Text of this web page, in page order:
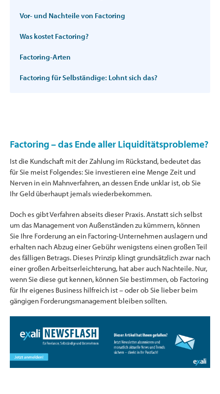
Vor- und Nachteile von Factoring
Was kostet Factoring?
Factoring-Arten
Factoring für Selbständige: Lohnt sich das?
Factoring – das Ende aller Liquiditätsprobleme?
Ist die Kundschaft mit der Zahlung im Rückstand, bedeutet das
für Sie meist Folgendes: Sie investieren eine Menge Zeit und
Nerven in ein Mahnverfahren, an dessen Ende unklar ist, ob Sie
Ihr Geld überhaupt jemals wiederbekommen.
Doch es gibt Verfahren abseits dieser Praxis. Anstatt sich selbst
um das Management von Außenständen zu kümmern, können
Sie Ihre Forderung an ein Factoring-Unternehmen auslagern und
erhalten nach Abzug einer Gebühr wenigstens einen großen Teil
des fälligen Betrags. Dieses Prinzip klingt grundsätzlich zwar nach
einer großen Arbeitserleichterung, hat aber auch Nachteile. Nur,
wenn Sie diese gut kennen, können Sie bestimmen, ob Factoring
für Ihr eigenes Business hilfreich ist – oder ob Sie lieber beim
gängigen Forderungsmanagement bleiben sollten.